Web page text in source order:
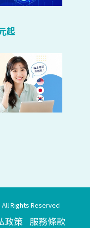
起
Rights Reserved
政策 服務條款